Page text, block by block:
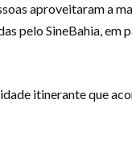
aproveitaram a
pelo SineBahia, em
itinerante que